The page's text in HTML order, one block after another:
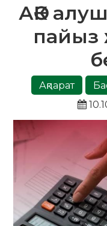
АӘК
пайыз
Ақпарат